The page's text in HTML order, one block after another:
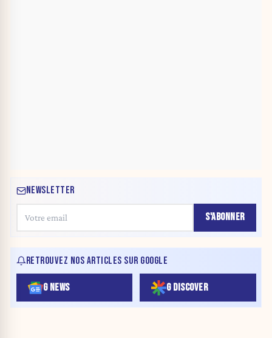
NEWSLETTER
S'ABONNER
RETROUVEZ NOS ARTICLES SUR GOOGLE
G NEWS G DISCOVER